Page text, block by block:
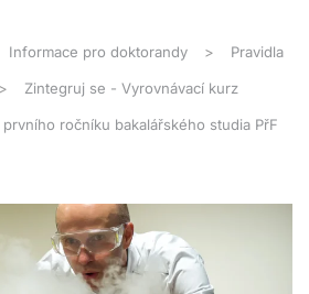
Informace pro doktorandy Pravidla
Zintegruj se - Vyrovnávací kurz
ročníku bakalářského studia PřF